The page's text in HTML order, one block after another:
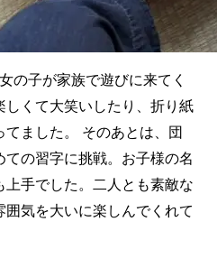
の子が家族で遊びに来てく
しくて大笑いしたり、折り紙
ました。 そのあとは、団
の習字に挑戦。お子様の名
手でした。二人とも素敵な
気を大いに楽しんでくれて